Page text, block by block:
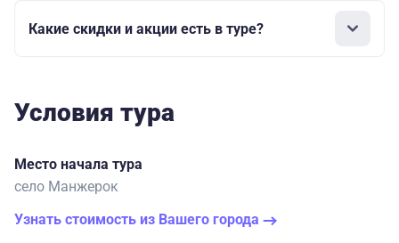
Какие скидки и акции есть в туре?
Условия тура
Место начала тура
село Манжерок
Узнать стоимость из Вашего города